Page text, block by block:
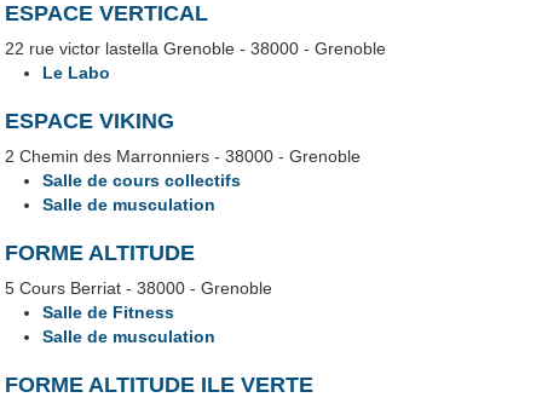
ESPACE VERTICAL
22 rue victor lastella Grenoble - 38000 - Grenoble
Le Labo
ESPACE VIKING
2 Chemin des Marronniers - 38000 - Grenoble
Salle de cours collectifs
Salle de musculation
FORME ALTITUDE
5 Cours Berriat - 38000 - Grenoble
Salle de Fitness
Salle de musculation
FORME ALTITUDE ILE VERTE